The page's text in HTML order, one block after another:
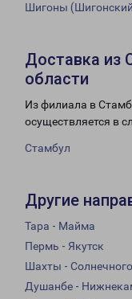
Шигоны
Доставка из
области
Из филиала в
осуществляется в
Стамбул
Другие
Тара - Майма
Пермь - Якутск
Шахты -
Душанбе -